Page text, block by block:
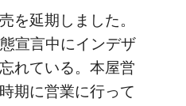
を延期しました。
宣言中にインデザ
れている。本屋営
期に営業に行って